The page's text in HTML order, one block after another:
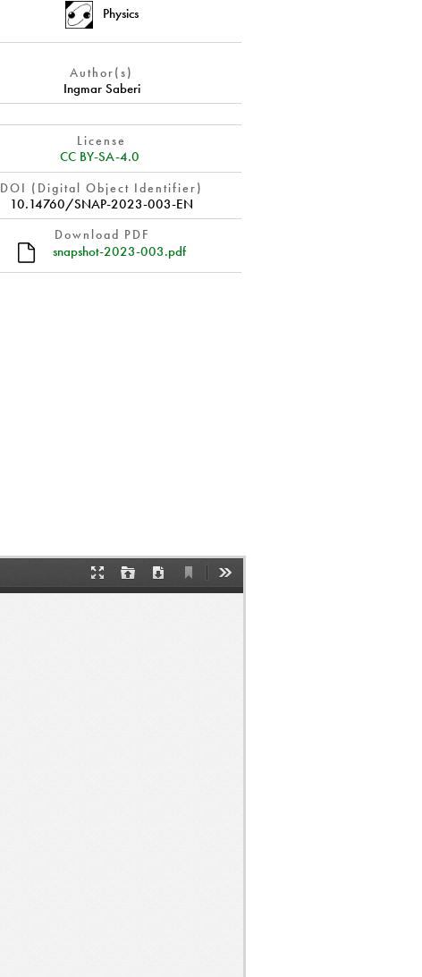
Physics
Author(s)
Ingmar Saberi
License
CC BY-SA-4.0
DOI (Digital Object Identifier)
10.14760/SNAP-2023-003-EN
Download PDF
snapshot-2023-003.pdf